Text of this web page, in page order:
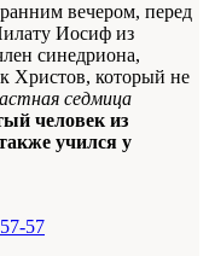
вечером, перед
Иосиф из
синедриона,
Христов, который не
седмица
человек из
учился у
57